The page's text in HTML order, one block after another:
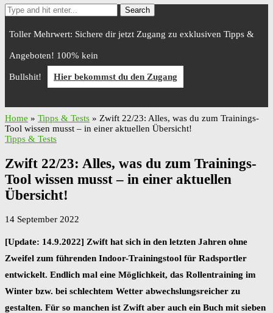
Search
Toller Mehrwert: Sichere dir jetzt Zugang zu exklusiven Tipps &
Angeboten! 100% kein
Bullshit! Hier bekommst du den Zugang
Home » Tipps & Tests » Zwift 22/23: Alles, was du zum Trainings-
Tool wissen musst – in einer aktuellen Übersicht!
Tipps & Tests
Zwift 22/23: Alles, was du zum Trainings-
Tool wissen musst – in einer aktuellen
Übersicht!
14 September 2022
[Update: 14.9.2022] Zwift hat sich in den letzten Jahren ohne
Zweifel zum führenden Indoor-Trainingstool für Radsportler
entwickelt. Endlich mal eine Möglichkeit, das Rollentraining im
Winter bzw. bei schlechtem Wetter abwechslungsreicher zu
gestalten. Für so manchen ist Zwift aber auch ein Buch mit sieben